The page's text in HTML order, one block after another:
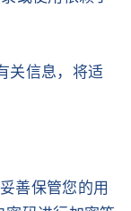
关信息，将适
善保管您的用